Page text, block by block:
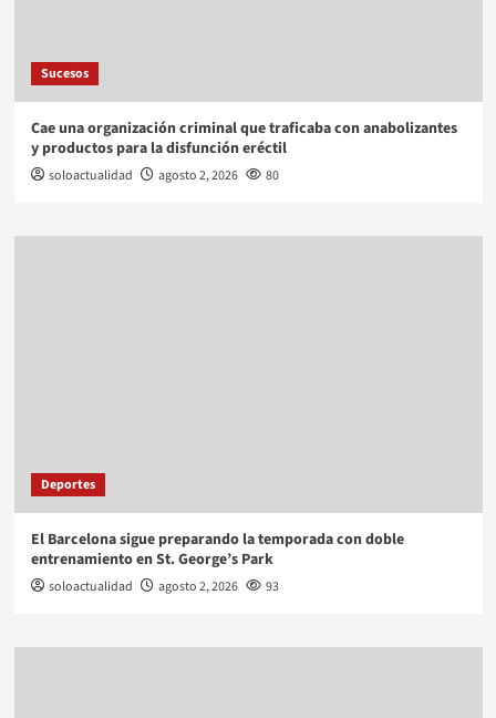
Sucesos
Cae una organización criminal que traficaba con anabolizantes
y productos para la disfunción eréctil
soloactualidad agosto 2, 2026 80
Deportes
El Barcelona sigue preparando la temporada con doble
entrenamiento en St. George’s Park
soloactualidad agosto 2, 2026 93